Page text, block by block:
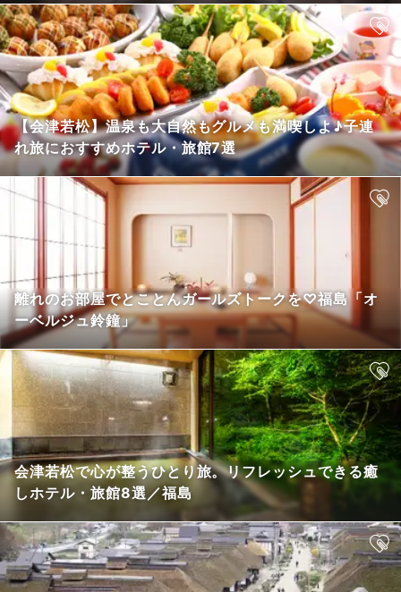
【会津若松】温泉も大自然もグルメも満喫しよ♪子連
れ旅におすすめホテル・旅館7選
離れのお部屋でとことんガールズトークを♡福島「オ
ーベルジュ鈴鐘」
会津若松で心が整うひとり旅。リフレッシュできる癒
しホテル・旅館8選／福島